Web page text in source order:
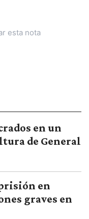
esta nota
en un
de General
en
graves en